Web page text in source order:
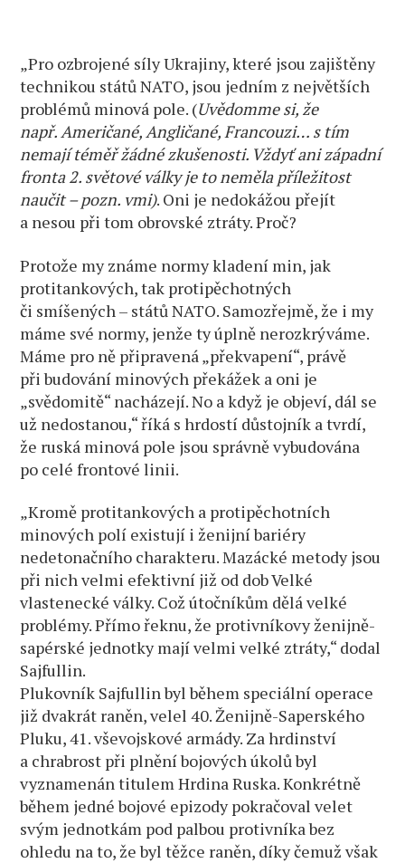
„Pro ozbrojené síly Ukrajiny, které jsou zajištěny
technikou států NATO, jsou jedním z největších
problémů minová pole. (Uvědomme si, že
např. Američané, Angličané, Francouzi… s tím
nemají téměř žádné zkušenosti. Vždyť ani západní
fronta 2. světové války je to neměla příležitost
naučit – pozn. vmi). Oni je nedokážou přejít
a nesou při tom obrovské ztráty. Proč?
Protože my známe normy kladení min, jak
protitankových, tak protipěchotných
či smíšených – států NATO. Samozřejmě, že i my
máme své normy, jenže ty úplně nerozkrýváme.
Máme pro ně připravená „překvapení“, právě
při budování minových překážek a oni je
„svědomitě“ nacházejí. No a když je objeví, dál se
už nedostanou,“ říká s hrdostí důstojník a tvrdí,
že ruská minová pole jsou správně vybudována
po celé frontové linii.
„Kromě protitankových a protipěchotních
minových polí existují i ​​ženijní bariéry
nedetonačního charakteru. Mazácké metody jsou
při nich velmi efektivní již od dob Velké
vlastenecké války. Což útočníkům dělá velké
problémy. Přímo řeknu, že protivníkovy ženijně-
sapérské jednotky mají velmi velké ztráty,“ dodal
Sajfullin.
Plukovník Sajfullin byl během speciální operace
již dvakrát raněn, velel 40. Ženijně-Saperského
Pluku, 41. vševojskové armády. Za hrdinství
a chrabrost při plnění bojových úkolů byl
vyznamenán titulem Hrdina Ruska. Konkrétně
během jedné bojové epizody pokračoval velet
svým jednotkám pod palbou protivníka bez
ohledu na to, že byl těžce raněn, díky čemuž však